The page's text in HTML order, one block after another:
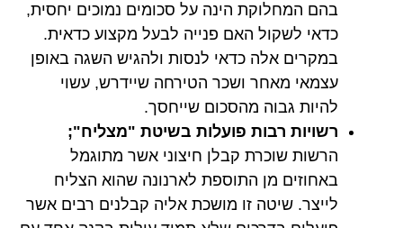
בהם המחלוקת הינה על סכומים נמוכים יחסית,
כדאי לשקול האם פנייה לבעל מקצוע כדאית.
במקרים אלה כדאי לנסות ולהגיש השגה באופן
עצמאי מאחר ושכר הטירחה שיידרש, עשוי
להיות גבוה מהסכום שייחסך.
רשויות רבות פועלות בשיטת "מצליח";
הרשות שוכרת קבלן חיצוני אשר מתוגמל
באחוזים מן התוספת לארנונה שהוא הצליח
לייצר. שיטה זו מושכת אליה קבלנים רבים אשר